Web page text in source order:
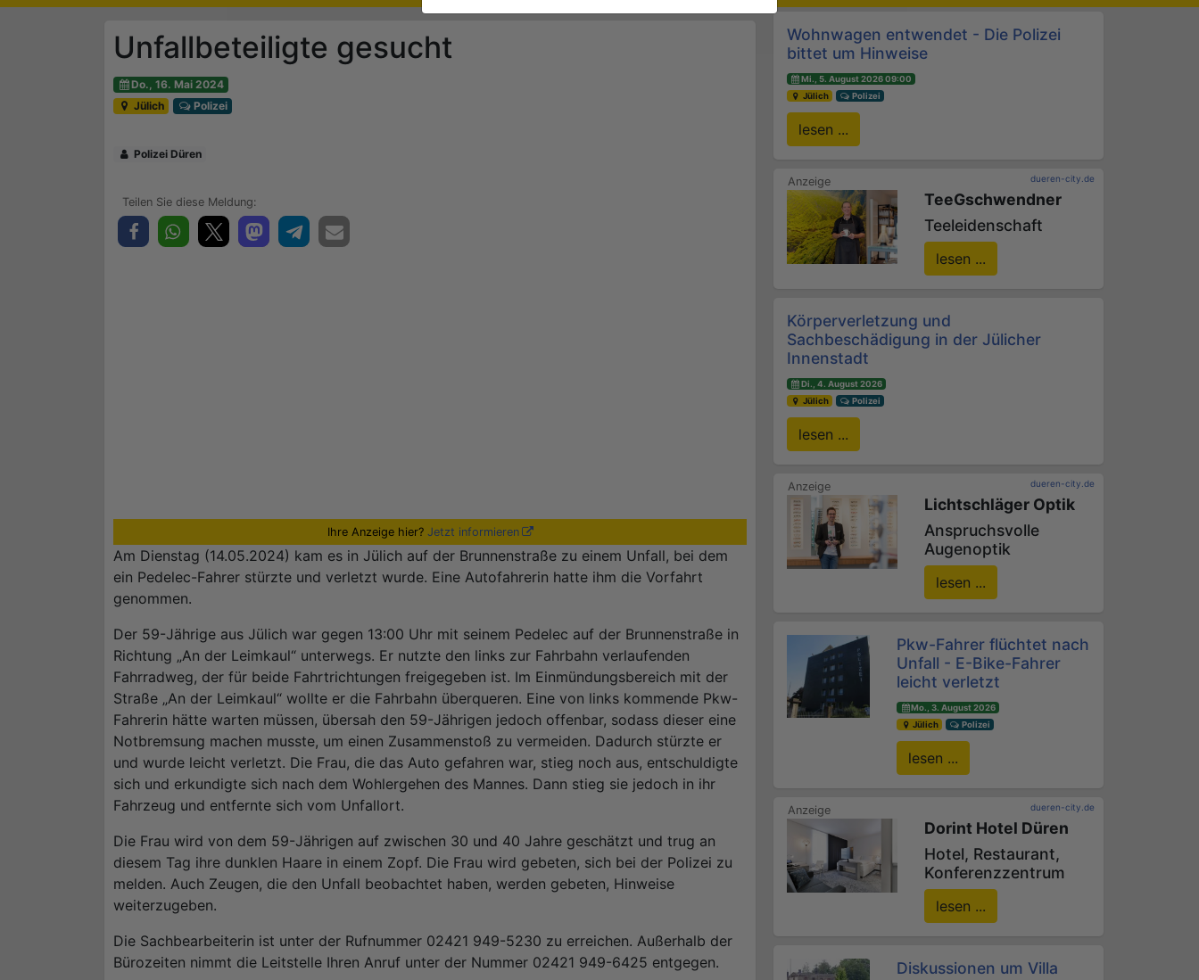
Unfallbeteiligte gesucht
Do., 16. Mai 2024
Jülich
Polizei
Polizei Düren
Ihre Anzeige hier? Jetzt informieren
Am Dienstag (14.05.2024) kam es in Jülich auf der Brunnenstraße zu einem Unfall, bei dem
ein Pedelec-Fahrer stürzte und verletzt wurde. Eine Autofahrerin hatte ihm die Vorfahrt
genommen.
Der 59-Jährige aus Jülich war gegen 13:00 Uhr mit seinem Pedelec auf der Brunnenstraße in
Richtung „An der Leimkaul“ unterwegs. Er nutzte den links zur Fahrbahn verlaufenden
Fahrradweg, der für beide Fahrtrichtungen freigegeben ist. Im Einmündungsbereich mit der
Straße „An der Leimkaul“ wollte er die Fahrbahn überqueren. Eine von links kommende Pkw-
Fahrerin hätte warten müssen, übersah den 59-Jährigen jedoch offenbar, sodass dieser eine
Notbremsung machen musste, um einen Zusammenstoß zu vermeiden. Dadurch stürzte er
und wurde leicht verletzt. Die Frau, die das Auto gefahren war, stieg noch aus, entschuldigte
sich und erkundigte sich nach dem Wohlergehen des Mannes. Dann stieg sie jedoch in ihr
Fahrzeug und entfernte sich vom Unfallort.
Die Frau wird von dem 59-Jährigen auf zwischen 30 und 40 Jahre geschätzt und trug an
diesem Tag ihre dunklen Haare in einem Zopf. Die Frau wird gebeten, sich bei der Polizei zu
melden. Auch Zeugen, die den Unfall beobachtet haben, werden gebeten, Hinweise
weiterzugeben.
Die Sachbearbeiterin ist unter der Rufnummer 02421 949-5230 zu erreichen. Außerhalb der
Bürozeiten nimmt die Leitstelle Ihren Anruf unter der Nummer 02421 949-6425 entgegen.
Wohnwagen entwendet - Die Polizei
bittet um Hinweise
Mi., 5. August 2026 09:00
Jülich
Polizei
lesen ...
dueren-city.de
TeeGschwendner
Teeleidenschaft
lesen ...
Körperverletzung und
Sachbeschädigung in der Jülicher
Innenstadt
Di., 4. August 2026
Jülich
Polizei
lesen ...
dueren-city.de
Lichtschläger Optik
Anspruchsvolle
Augenoptik
lesen ...
Pkw-Fahrer flüchtet nach
Unfall - E-Bike-Fahrer
leicht verletzt
Mo., 3. August 2026
Jülich
Polizei
lesen ...
dueren-city.de
Dorint Hotel Düren
Hotel, Restaurant,
Konferenzzentrum
lesen ...
Diskussionen um Villa